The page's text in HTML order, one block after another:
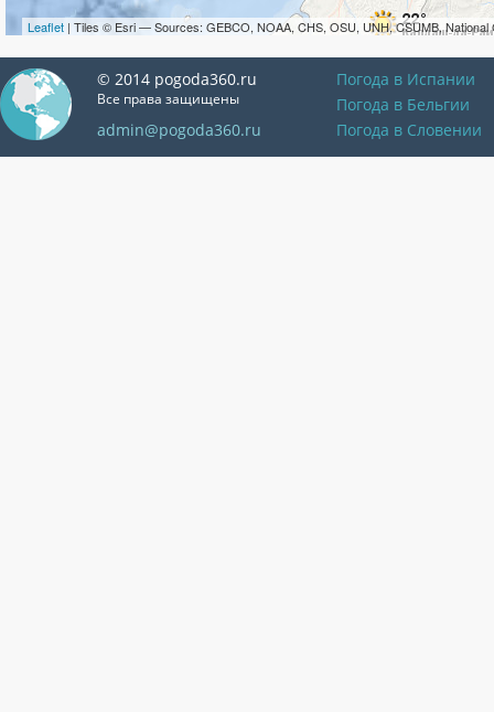
Leaflet | Tiles © Esri — Sources: GEBCO, NOAA, CHS, OSU, UNH, CSUMB, National
© 2014 pogoda360.ru
Все права защищены
admin@pogoda360.ru
Погода в Испании
Погода в Бельгии
Погода в Словении